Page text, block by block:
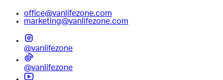
office@vanlifezone.com
marketing@vanlifezone.com
@vanlifezone
@vanlifezone